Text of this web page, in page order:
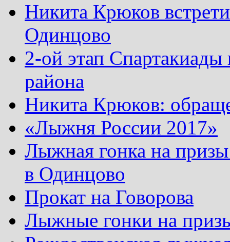
Никита Крюков
Одинцово
2-ой этап
района
Никита Крюков:
«Лыжня России 2017»
Лыжная гонка на
в Одинцово
Прокат на Говорова
Лыжные гонки на